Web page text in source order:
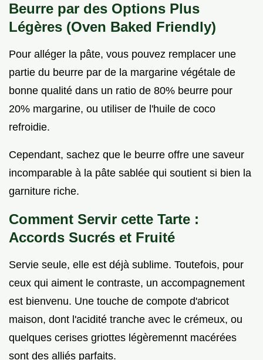
Beurre par des Options Plus
Légères (Oven Baked Friendly)
Pour alléger la pâte, vous pouvez remplacer une
partie du beurre par de la margarine végétale de
bonne qualité dans un ratio de 80% beurre pour
20% margarine, ou utiliser de l'huile de coco
refroidie.
Cependant, sachez que le beurre offre une saveur
incomparable à la pâte sablée qui soutient si bien la
garniture riche.
Comment Servir cette Tarte :
Accords Sucrés et Fruité
Servie seule, elle est déjà sublime. Toutefois, pour
ceux qui aiment le contraste, un accompagnement
est bienvenu. Une touche de compote d'abricot
maison, dont l'acidité tranche avec le crémeux, ou
quelques cerises griottes légèremennt macérées
sont des alliés parfaits.